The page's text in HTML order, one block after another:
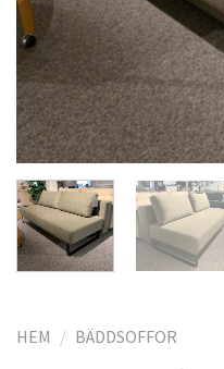
HEM / BÄDDSOFFOR